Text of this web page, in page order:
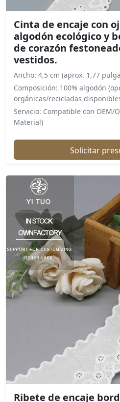
Cinta de encaje con
algodón ecológico y
de corazón
vestidos.
Ancho: 4,5 cm (aprox. 1,77
Composición: 100% algodón
orgánicas/recicladas
Servicio: Compatible con OEM/
Material)
Solicitar
Ribete de encaje